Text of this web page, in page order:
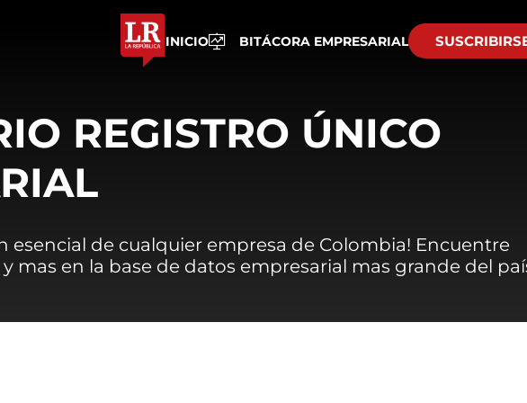
INICIO BITÁCORA EMPRESARIAL
REGISTRO ÚNICO
esencial de cualquier empresa de Colombia! Encuentre
mas en la base de datos empresarial mas grande del